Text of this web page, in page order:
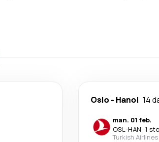
Oslo - Hanoi 14
man. 01 feb.
OSL-HAN· 1
Turkish Airlines